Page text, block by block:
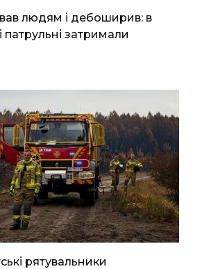
людям і дебоширив: в
патрульні затримали
рятувальники